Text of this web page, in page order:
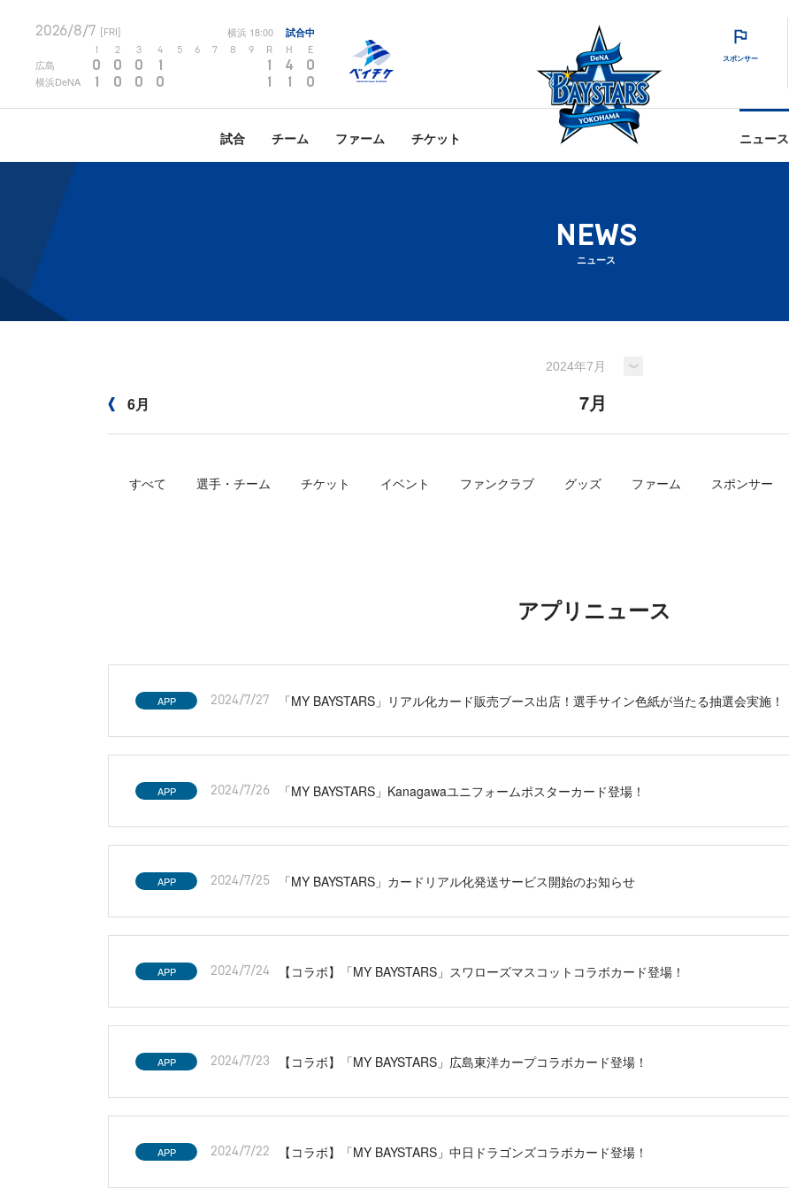
2026/8/7 [FRI] 横浜 18:00 試合中
2 3 4 5 6 7 8 9 R H E
広島 0 0 0 1 1 4 0
横浜DeNA 1 0 0 0 1 1 0
スポンサー
試合 チーム ファーム チケット ニュース
NEWS
ニュース
6月 7月
すべて 選手・チーム チケット イベント ファンクラブ グッズ ファーム スポンサー
アプリニュース
APP 2024/7/27 「MY BAYSTARS」リアル化カード販売ブース出店！選手サイン色紙が当たる抽選会実施！
APP 2024/7/26 「MY BAYSTARS」Kanagawaユニフォームポスターカード登場！
APP 2024/7/25 「MY BAYSTARS」カードリアル化発送サービス開始のお知らせ
APP 2024/7/24 【コラボ】「MY BAYSTARS」スワローズマスコットコラボカード登場！
APP 2024/7/23 【コラボ】「MY BAYSTARS」広島東洋カープコラボカード登場！
APP 2024/7/22 【コラボ】「MY BAYSTARS」中日ドラゴンズコラボカード登場！